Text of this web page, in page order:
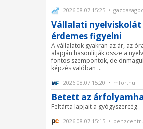
2026.08.07 15:25 •
Vállalati
érdemes figyelni
A vállalatok gyakran az ár, az
alapján hasonlítják össze a
fontos szempontok, de
képzés valóban ...
2026.08.07 15:20 • mfor.hu
Betett az
Feltárta lapjait a gyógyszercég.
2026.08.07 15:15 •